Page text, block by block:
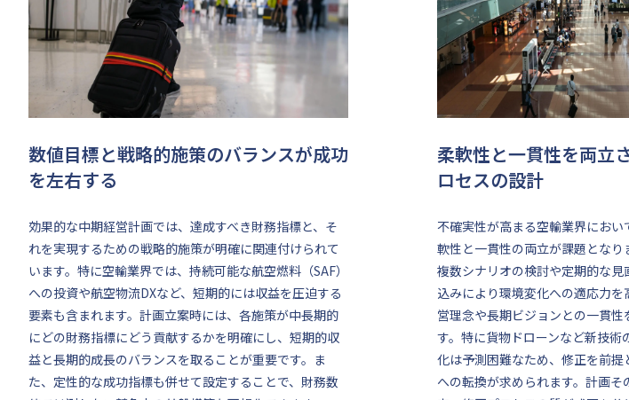
数値目標と戦略的施策のバランスが成功
を左右する
効果的な中期経営計画では、達成すべき財務指標と、そ
れを実現するための戦略的施策が明確に関連付けられて
います。特に空輸業界では、持続可能な航空燃料（SAF）
への投資や航空物流DXなど、短期的には収益を圧迫する
要素も含まれます。計画立案時には、各施策が中長期的
にどの財務指標にどう貢献するかを明確にし、短期的収
益と長期的成長のバランスを取ることが重要です。ま
た、定性的な成功指標も併せて設定することで、財務数
柔軟性と一貫性を両立
ロセスの設計
不確実性が高まる空輸業界におい
軟性と一貫性の両立が課題となり
複数シナリオの検討や定期的な
込みにより環境変化への適応力
営理念や長期ビジョンとの一貫性
す。特に貨物ドローンなど新技術
化は予測困難なため、修正を前提
への転換が求められます。計画そ